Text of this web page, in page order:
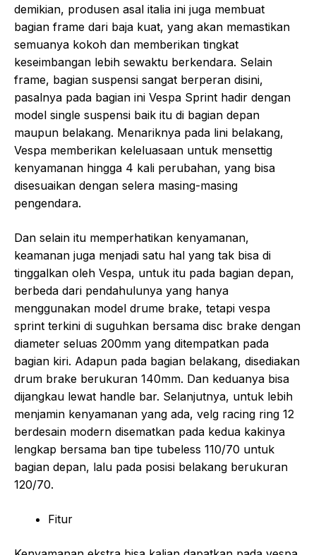
demikian, produsen asal italia ini juga membuat
bagian frame dari baja kuat, yang akan memastikan
semuanya kokoh dan memberikan tingkat
keseimbangan lebih sewaktu berkendara. Selain
frame, bagian suspensi sangat berperan disini,
pasalnya pada bagian ini Vespa Sprint hadir dengan
model single suspensi baik itu di bagian depan
maupun belakang. Menariknya pada lini belakang,
Vespa memberikan keleluasaan untuk mensettig
kenyamanan hingga 4 kali perubahan, yang bisa
disesuaikan dengan selera masing-masing
pengendara.
Dan selain itu memperhatikan kenyamanan,
keamanan juga menjadi satu hal yang tak bisa di
tinggalkan oleh Vespa, untuk itu pada bagian depan,
berbeda dari pendahulunya yang hanya
menggunakan model drume brake, tetapi vespa
sprint terkini di suguhkan bersama disc brake dengan
diameter seluas 200mm yang ditempatkan pada
bagian kiri. Adapun pada bagian belakang, disediakan
drum brake berukuran 140mm. Dan keduanya bisa
dijangkau lewat handle bar. Selanjutnya, untuk lebih
menjamin kenyamanan yang ada, velg racing ring 12
berdesain modern disematkan pada kedua kakinya
lengkap bersama ban tipe tubeless 110/70 untuk
bagian depan, lalu pada posisi belakang berukuran
120/70.
Fitur